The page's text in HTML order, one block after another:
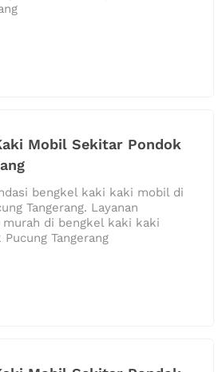
Mobil Sekitar Pondok
bengkel kaki kaki mobil di
Tangerang. Layanan
murah di bengkel kaki kaki
Tangerang